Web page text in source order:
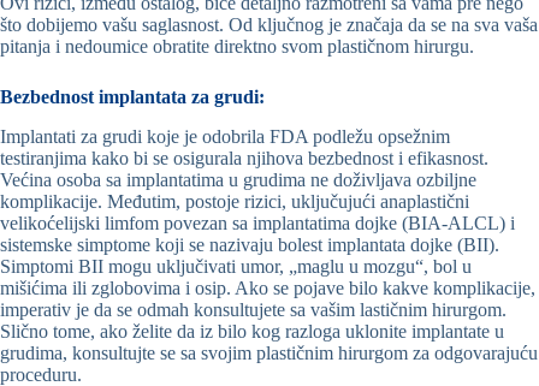
što dobijemo vašu saglasnost. Od ključnog je značaja da se na sva vaša
pitanja i nedoumice obratite direktno svom plastičnom hirurgu.
Bezbednost implantata za grudi:
Implantati za grudi koje je odobrila FDA podležu opsežnim
testiranjima kako bi se osigurala njihova bezbednost i efikasnost.
Većina osoba sa implantatima u grudima ne doživljava ozbiljne
komplikacije. Međutim, postoje rizici, uključujući anaplastični
velikoćelijski limfom povezan sa implantatima dojke (BIA-ALCL) i
sistemske simptome koji se nazivaju bolest implantata dojke (BII).
Simptomi BII mogu uključivati umor, „maglu u mozgu“, bol u
mišićima ili zglobovima i osip. Ako se pojave bilo kakve komplikacije,
imperativ je da se odmah konsultujete sa vašim lastičnim hirurgom.
Slično tome, ako želite da iz bilo kog razloga uklonite implantate u
grudima, konsultujte se sa svojim plastičnim hirurgom za odgovarajuću
proceduru.